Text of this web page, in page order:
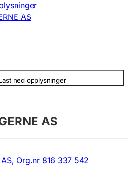
slette
AS
ned opplysninger
AS
Org.nr 816 337 542